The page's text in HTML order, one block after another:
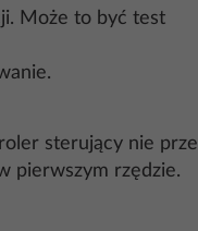
Może to być test
sterujący nie
pierwszym rzędzie.